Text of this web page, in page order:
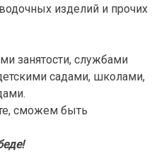
изделий и прочих
занятости, службами
садами, школами,
сможем быть